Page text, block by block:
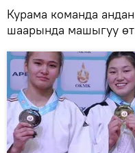
Курама команда
шаарында машыгуу